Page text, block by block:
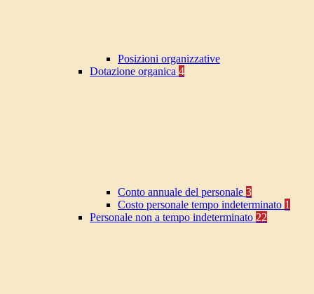
Posizioni organizzative
Dotazione organica 4
Conto annuale del personale 3
Costo personale tempo indeterminato 1
Personale non a tempo indeterminato 22